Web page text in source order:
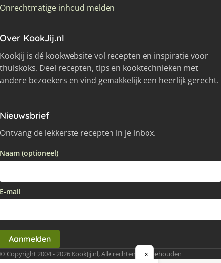
Onrechtmatige inhoud melden
Over KookJij.nl
KookJij is dé kookwebsite vol recepten en inspiratie voor
thuiskoks. Deel recepten, tips en kooktechnieken met
andere bezoekers en vind gemakkelijk een heerlijk gerecht.
Nieuwsbrief
Ontvang de lekkerste recepten in je inbox.
Naam (optioneel)
E-mail
Aanmelden
© Copyright 2004 - 2026 KookJij.nl, Alle rechten voorbehouden
×